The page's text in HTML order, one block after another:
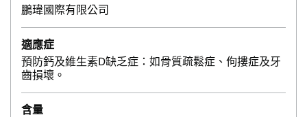
鵬瑋國際有限公司
適應症
預防鈣及維生素D缺乏症：如骨質疏鬆症、佝摟症及牙
齒損壞。
含量